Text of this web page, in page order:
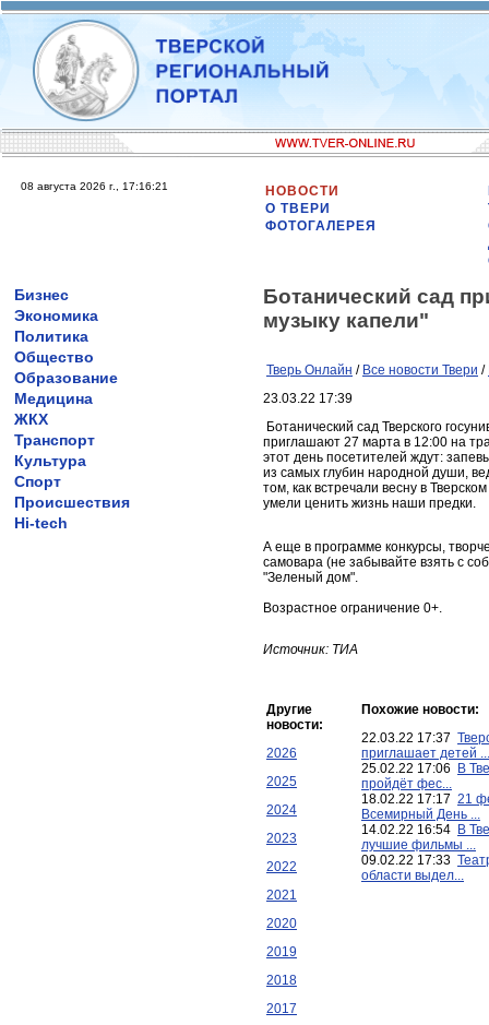
08 августа 2026 г., 17:16:21
НОВОСТИ
О ТВЕРИ
ФОТОГАЛЕРЕЯ
Бизнес
Экономика
Политика
Общество
Образование
Медицина
ЖКХ
Транспорт
Культура
Спорт
Происшествия
Hi-tech
Ботанический сад
музыку капели"
Тверь Онлайн / Все новости Твери /
23.03.22 17:39
Ботанический сад Тверского
приглашают 27 марта в 12:00 на
этот день посетителей ждут:
из самых глубин народной души,
том, как встречали весну в
умели ценить жизнь наши предки.
А еще в программе конкурсы,
самовара (не забывайте взять с
"Зеленый дом".
Возрастное ограничение 0+.
Источник: ТИА
Другие
новости:
2026
2025
2024
2023
2022
2021
2020
2019
2018
2017
Похожие новости:
22.03.22 17:37
приглашает детей ...
25.02.22 17:06
В
пройдёт фес...
18.02.22 17:17 21
Всемирный День ...
14.02.22 16:54 В
лучшие фильмы ...
09.02.22 17:33
области выдел...